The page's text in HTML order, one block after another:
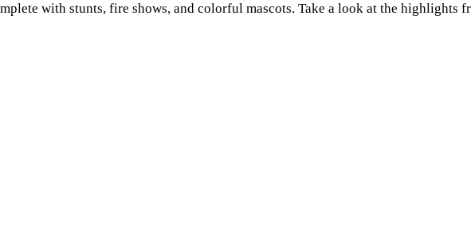
with stunts, fire shows, and colorful mascots. Take a look at the highlights